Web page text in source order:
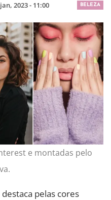
BELEZA
2023 - 11:00
e montadas pelo
destaca pelas cores